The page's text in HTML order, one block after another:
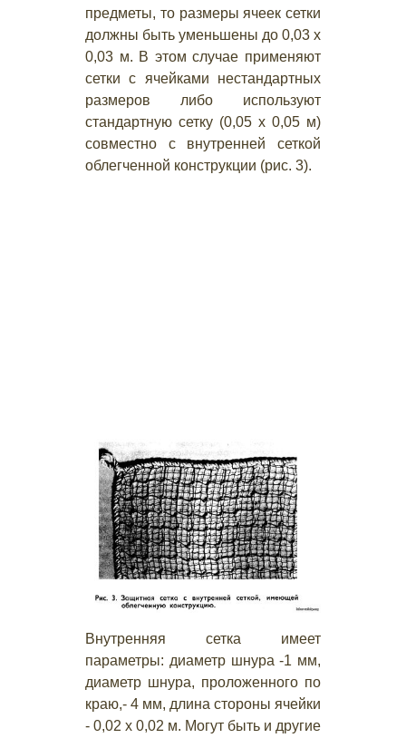
предметы, то размеры ячеек сетки
должны быть уменьшены до 0,03 х
0,03 м. В этом случае применяют
сетки с ячейками нестандартных
размеров либо используют
стандартную сетку (0,05 х 0,05 м)
совместно с внутренней сеткой
облегченной конструкции (рис. 3).
Внутренняя сетка имеет
параметры: диаметр шнура -1 мм,
диаметр шнура, проложенного по
краю,- 4 мм, длина стороны ячейки
- 0,02 х 0,02 м. Могут быть и другие